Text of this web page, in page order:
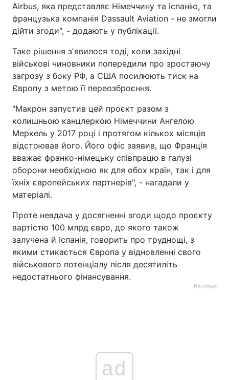
Airbus, яка представляє Німеччину та Іспанію, та
французька компанія Dassault Aviation - не змогли
дійти згоди", - додають у публікації.
Таке рішення зʼявилося тоді, коли західні
військові чиновники попередили про зростаючу
загрозу з боку РФ, а США посилюють тиск на
Європу з метою її переозброєння.
"Макрон запустив цей проєкт разом з
колишньою канцлеркою Німеччини Ангелою
Меркель у 2017 році і протягом кількох місяців
відстоював його. Його офіс заявив, що Франція
вважає франко-німецьку співпрацю в галузі
оборони необхідною як для обох країн, так і для
їхніх європейських партнерів", - нагадали у
матеріалі.
Проте невдача у досягненні згоди щодо проєкту
вартістю 100 млрд євро, до якого також
залучена й Іспанія, говорить про труднощі, з
якими стикається Європа у відновленні свого
військового потенціалу після десятиліть
недостатнього фінансування.
Реклама
ad